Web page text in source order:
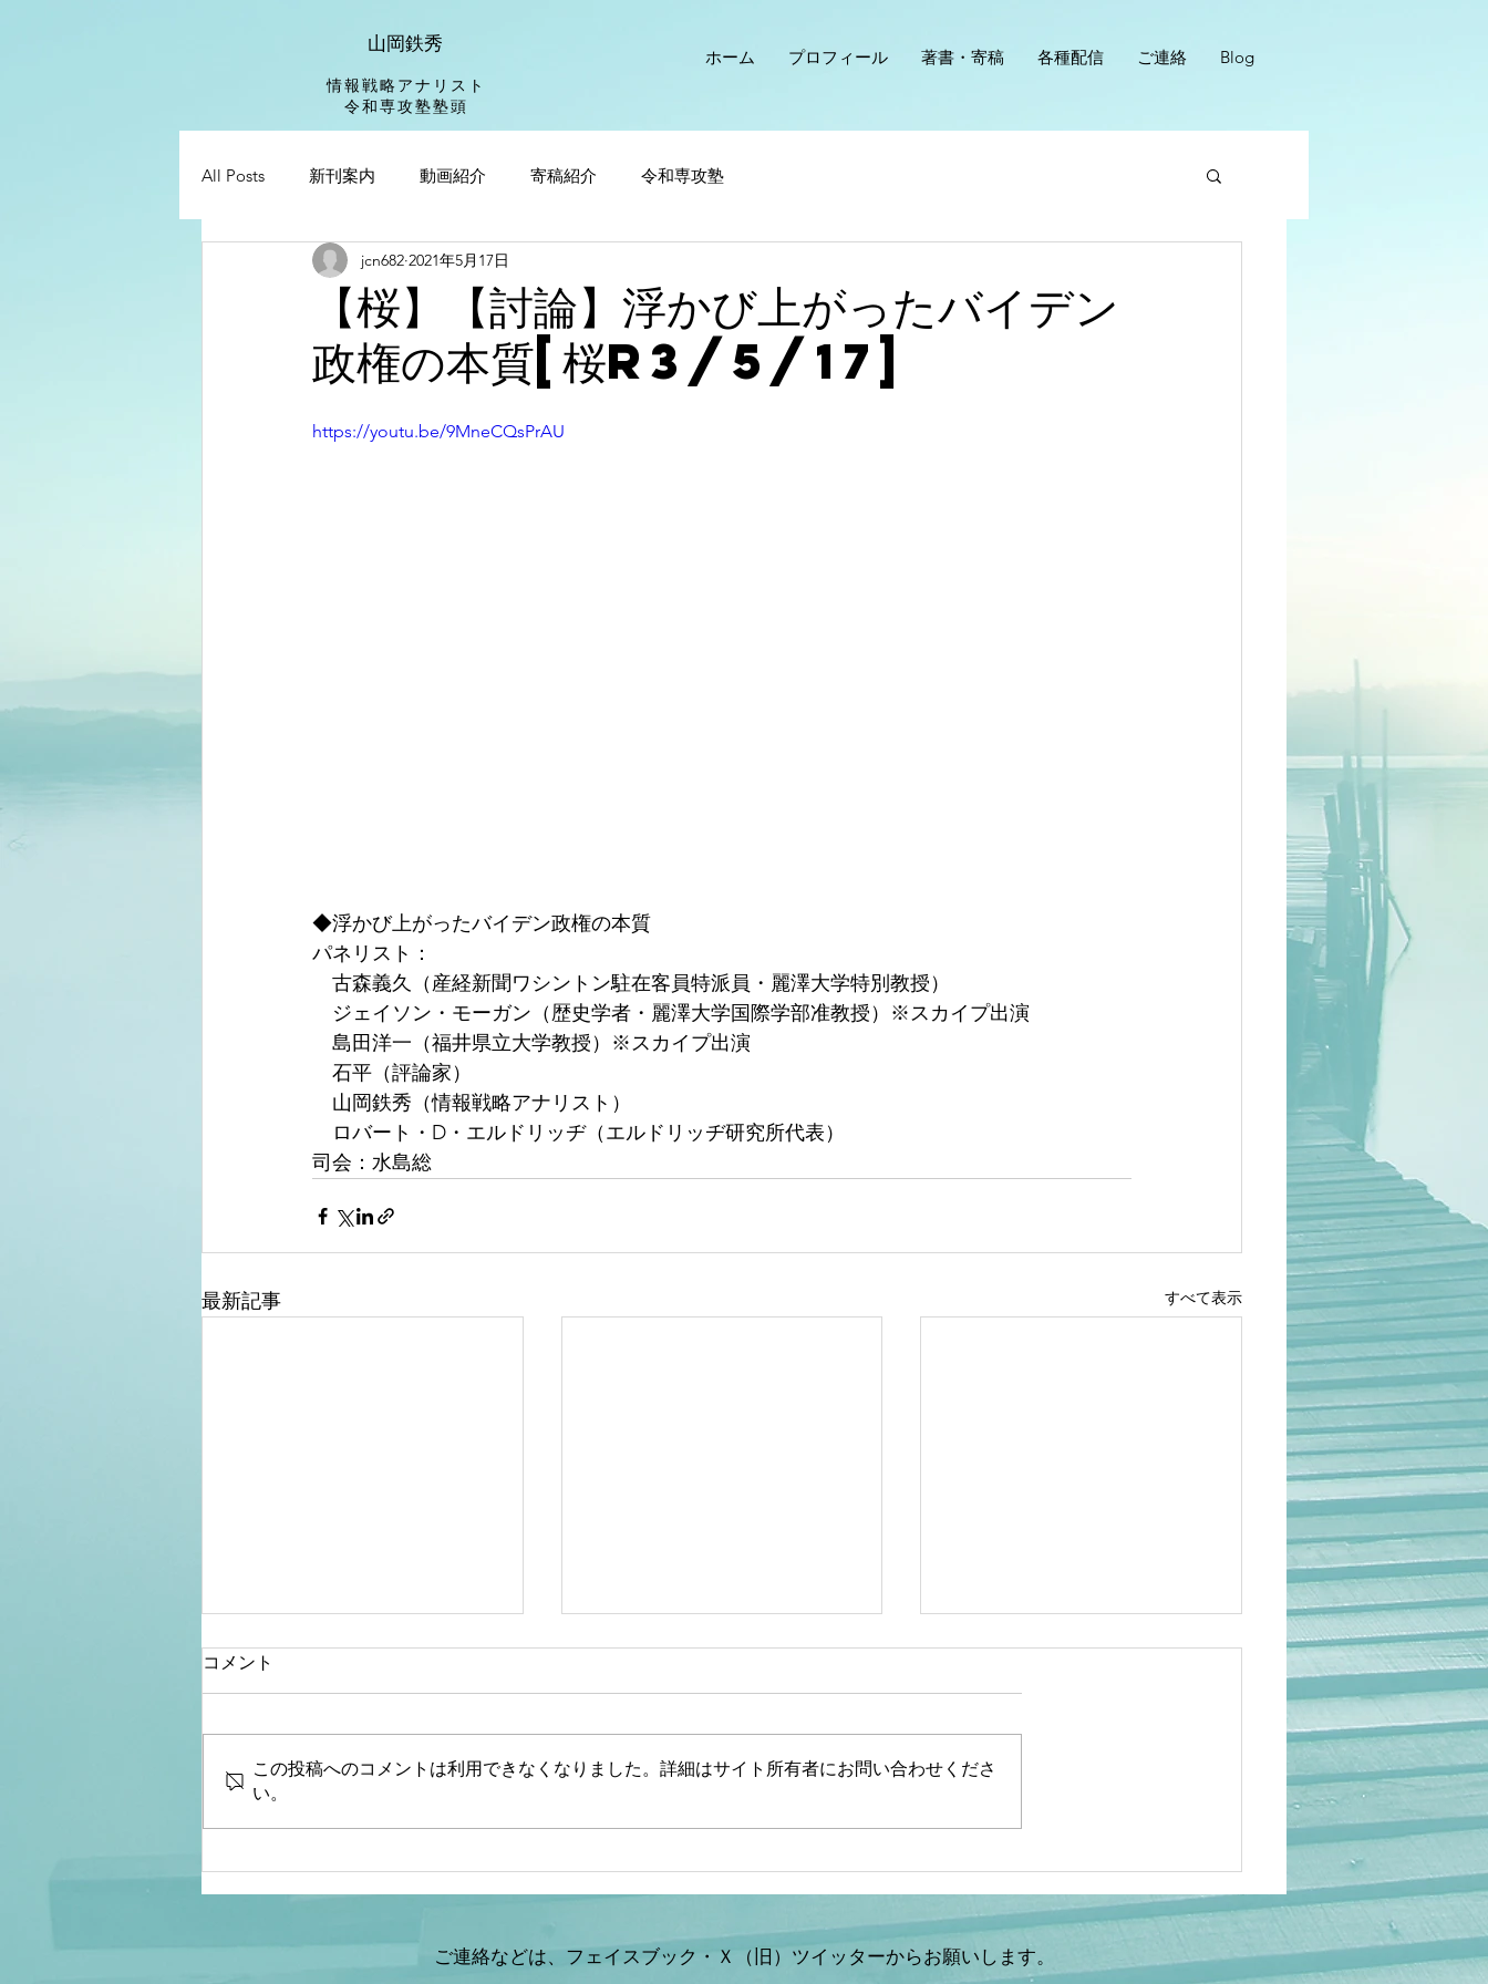
山岡鉄秀
情報戦略アナリスト
​令和専攻塾塾頭
ホーム プロフィール 著書・寄稿 各種配信 ご連絡 Blog
All Posts 新刊案内 動画紹介 寄稿紹介 令和専攻塾
【桜】【討論】浮かび上がったバイデン
政権の本質[桜R3/5/17]
jcn682 2021年5月17日
https://youtu.be/9MneCQsPrAU
◆浮かび上がったバイデン政権の本質
パネリスト：
古森義久（産経新聞ワシントン駐在客員特派員・麗澤大学特別教授）
ジェイソン・モーガン（歴史学者・麗澤大学国際学部准教授）※スカイプ出演
島田洋一（福井県立大学教授）※スカイプ出演
石平（評論家）
山岡鉄秀（情報戦略アナリスト）
ロバート・D・エルドリッヂ（エルドリッヂ研究所代表）
司会：水島総
最新記事 すべて表示
【桜内文城】財政金融研究
ョック&減税ショックとは何
給付金の違いは？』ゲスト：
【文】【一般ライブ】【辺野
事故当時の動画を公開【玄ち
瀬×佐波/室伏×松村×平井
【山岡】アニメ人気でも救え
した理由 ケビン・ドーク氏×
山岡鉄秀〜後編〜
コメント
この投稿へのコメントは利用できなくなりました。詳細はサイト所有者にお問い合わせくださ
い。
ご連絡などは、フェイスブック・Ｘ（旧）ツイッターからお願いします。